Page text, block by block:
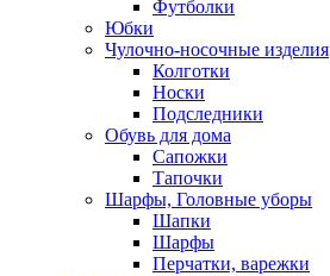
Футболки
Юбки
Чулочно-носочные изделия
Колготки
Носки
Подследники
Обувь для дома
Сапожки
Тапочки
Шарфы, Головные уборы
Шапки
Шарфы
Перчатки, варежки